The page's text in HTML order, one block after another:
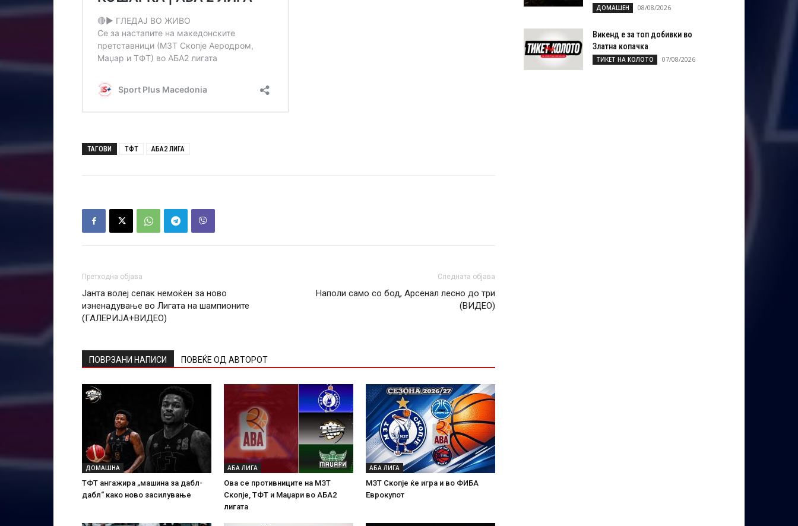
ТАГОВИ ТФТ АБА2 ЛИГА
Претходна објава
Јанта волеј сепак немоќен за ново
изненадување во Лигата на шампионите
(ГАЛЕРИЈА+ВИДЕО)
Следната објава
Наполи само со бод, Арсенал лесно до три
(ВИДЕО)
ПОВРЗАНИ НАПИСИ ПОВЕЌЕ ОД АВТОРОТ
ДОМАШНА
ТФТ ангажира „машина за дабл-
дабл“ како ново засилување
АБА ЛИГА
Ова се противниците на МЗТ
Скопје, ТФТ и Маџари во АБА2
лигата
АБА ЛИГА
МЗТ Скопје ќе игра и во ФИБА
Еврокупот
ДОМАШЕН 08/08/2026
Викенд е за топ добивки во
Златна копачка
ТИКЕТ НА КОЛОТО 07/08/2026